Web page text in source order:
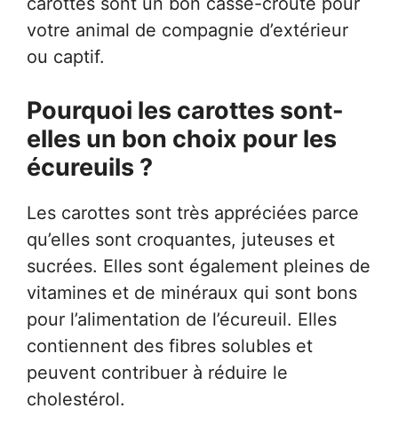
votre animal de compagnie d’extérieur
ou captif.
Pourquoi les carottes sont-
elles un bon choix pour les
écureuils ?
Les carottes sont très appréciées parce
qu’elles sont croquantes, juteuses et
sucrées. Elles sont également pleines de
vitamines et de minéraux qui sont bons
pour l’alimentation de l’écureuil. Elles
contiennent des fibres solubles et
peuvent contribuer à réduire le
cholestérol.